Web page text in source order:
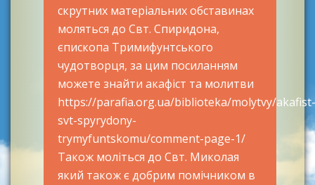
скрутних матеріальних обставинах
моляться до Свт. Спиридона,
єпископа Тримифунтського
чудотворця, за цим посиланням
можете знайти акафіст та молитви
https://parafia.org.ua/biblioteka/molytvy/akafist-
svt-spyrydony-
trymyfuntskomu/comment-page-1/
Також моліться до Свт. Миколая
який також є добрим помічником в